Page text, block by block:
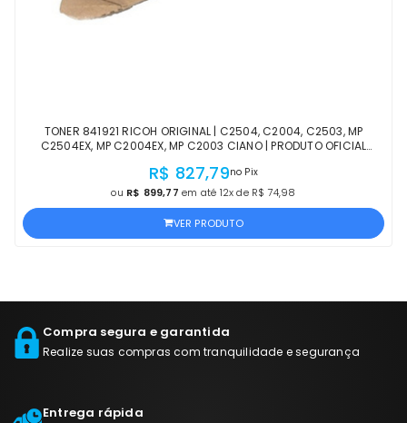
TONER 841921 RICOH ORIGINAL | C2504, C2004, C2503, MP
C2504EX, MP C2004EX, MP C2003 CIANO | PRODUTO OFICIAL
R$ 827,79no Pix
ou R$ 899,77 em até 12x de R$ 74,98
VER PRODUTO
Compra segura e garantida
Realize suas compras com tranquilidade e segurança
Entrega rápida